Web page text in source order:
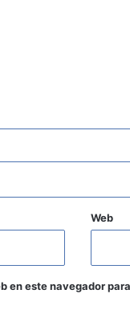
Web
en este navegador